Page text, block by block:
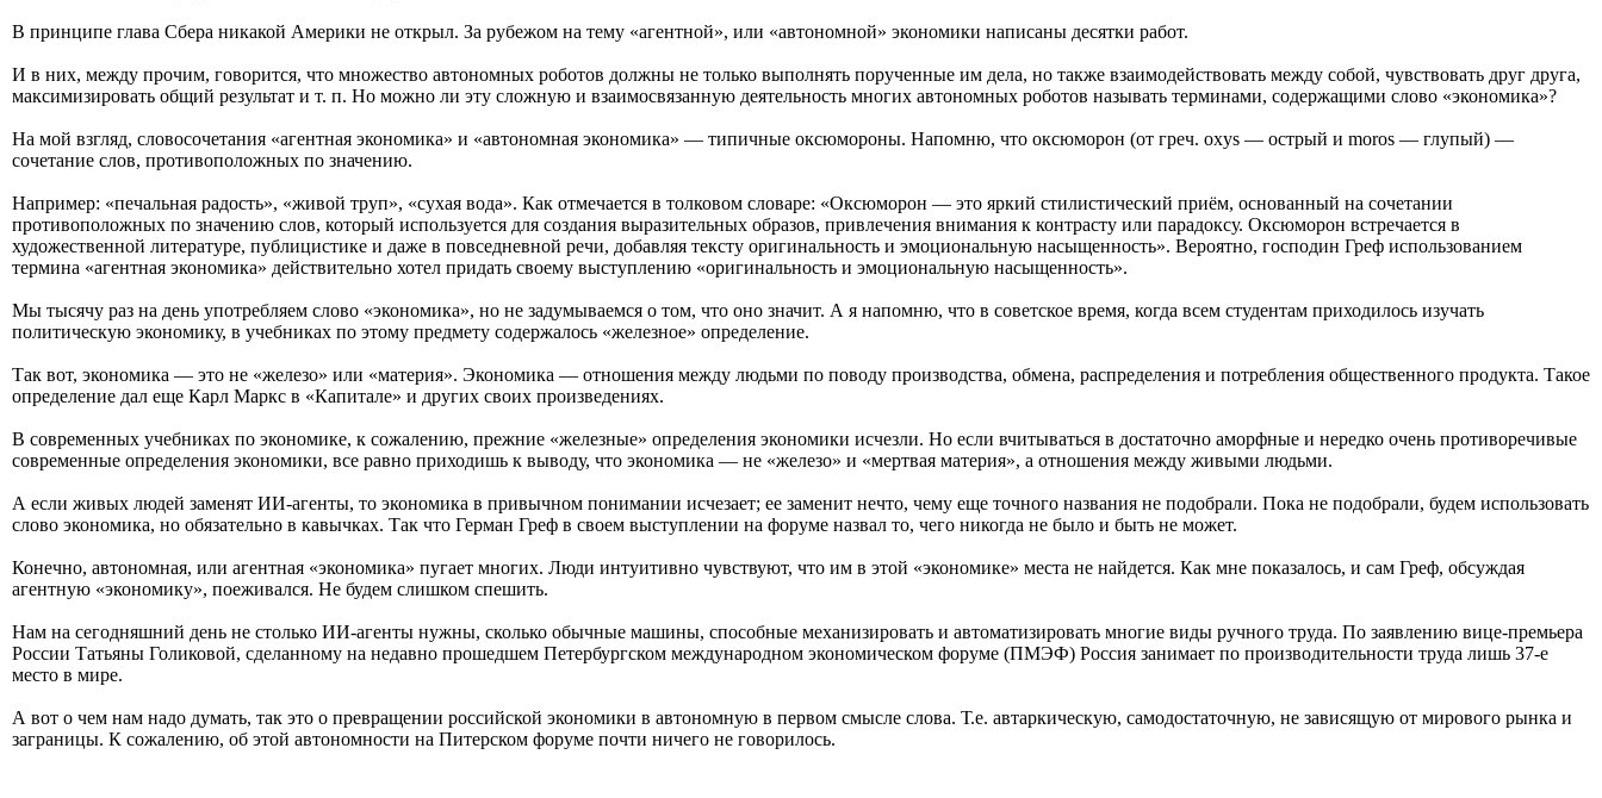
В принципе глава Сбера никакой Америки не открыл. За рубежом на тему «агентной», или «автономной» экономики написаны десятки работ.
И в них, между прочим, говорится, что множество автономных роботов должны не только выполнять порученные им дела, но также взаимодействовать между собой, чувствовать друг друга,
максимизировать общий результат и т. п. Но можно ли эту сложную и взаимосвязанную деятельность многих автономных роботов называть терминами, содержащими слово «экономика»?
На мой взгляд, словосочетания «агентная экономика» и «автономная экономика» — типичные оксюмороны. Напомню, что оксюморон (от греч. oxys — острый и moros — глупый) —
сочетание слов, противоположных по значению.
Например: «печальная радость», «живой труп», «сухая вода». Как отмечается в толковом словаре: «Оксюморон — это яркий стилистический приём, основанный на сочетании
противоположных по значению слов, который используется для создания выразительных образов, привлечения внимания к контрасту или парадоксу. Оксюморон встречается в
художественной литературе, публицистике и даже в повседневной речи, добавляя тексту оригинальность и эмоциональную насыщенность». Вероятно, господин Греф использованием
термина «агентная экономика» действительно хотел придать своему выступлению «оригинальность и эмоциональную насыщенность».
Мы тысячу раз на день употребляем слово «экономика», но не задумываемся о том, что оно значит. А я напомню, что в советское время, когда всем студентам приходилось изучать
политическую экономику, в учебниках по этому предмету содержалось «железное» определение.
Так вот, экономика — это не «железо» или «материя». Экономика — отношения между людьми по поводу производства, обмена, распределения и потребления общественного продукта. Такое
определение дал еще Карл Маркс в «Капитале» и других своих произведениях.
В современных учебниках по экономике, к сожалению, прежние «железные» определения экономики исчезли. Но если вчитываться в достаточно аморфные и нередко очень противоречивые
современные определения экономики, все равно приходишь к выводу, что экономика — не «железо» и «мертвая материя», а отношения между живыми людьми.
А если живых людей заменят ИИ-агенты, то экономика в привычном понимании исчезает; ее заменит нечто, чему еще точного названия не подобрали. Пока не подобрали, будем использовать
слово экономика, но обязательно в кавычках. Так что Герман Греф в своем выступлении на форуме назвал то, чего никогда не было и быть не может.
Конечно, автономная, или агентная «экономика» пугает многих. Люди интуитивно чувствуют, что им в этой «экономике» места не найдется. Как мне показалось, и сам Греф, обсуждая
агентную «экономику», поеживался. Не будем слишком спешить.
Нам на сегодняшний день не столько ИИ-агенты нужны, сколько обычные машины, способные механизировать и автоматизировать многие виды ручного труда. По заявлению вице-премьера
России Татьяны Голиковой, сделанному на недавно прошедшем Петербургском международном экономическом форуме (ПМЭФ) Россия занимает по производительности труда лишь 37-е
место в мире.
А вот о чем нам надо думать, так это о превращении российской экономики в автономную в первом смысле слова. Т.е. автаркическую, самодостаточную, не зависящую от мирового рынка и
заграницы. К сожалению, об этой автономности на Питерском форуме почти ничего не говорилось.